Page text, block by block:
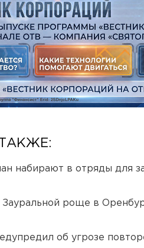
набирают в отряды для
Зауральной роще в
об угрозе